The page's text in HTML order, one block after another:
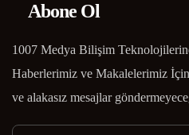
Abone Ol
1007 Medya Bilişim
Haberlerimiz ve Makalelerimiz
ve alakasız mesajlar